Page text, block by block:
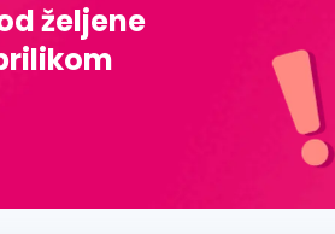
željene